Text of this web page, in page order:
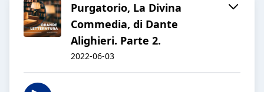
Purgatorio, La Divina
Commedia, di Dante
Alighieri. Parte 2.
2022-06-03